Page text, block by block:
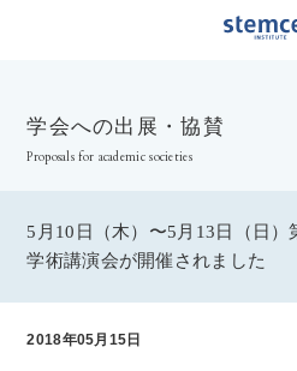
企業情報
IR情報
学会への出展・協賛
Proposals for academic societies
5月10日（木）〜5月13日（日
学術講演会が開催されました
2018年05月15日